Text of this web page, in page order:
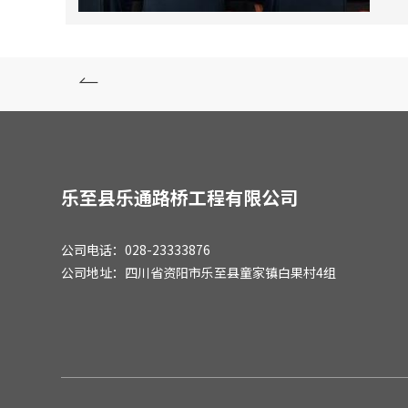

乐至县乐通路桥工程有限公司
公司电话：028-23333876
公司地址：四川省资阳市乐至县童家镇白果村4组